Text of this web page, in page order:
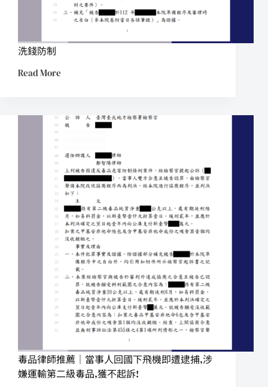
洗錢防制
Read More
毒品律師推薦｜當事人回國下飛機即遭逮捕,涉
嫌運輸第二級毒品,獲不起訴!